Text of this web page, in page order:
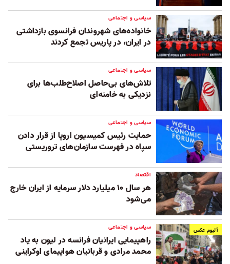
سیاسی و اجتماعی
خانواده‌های شهروندان فرانسوی بازداشتی
در ایران، در پاریس تجمع کردند
سیاسی و اجتماعی
تلاش‌های بی‌‌حاصل اصلاح‌طلب‌ها برای
نزدیکی به خامنه‌ای
سیاسی و اجتماعی
حمایت رئیس کمیسیون اروپا از قرار دادن
سپاه در فهرست سازمان‌های تروریستی
اقتصاد
هر سال ۱۰ میلیارد دلار سرمایه از ایران خارج
می‌شود
آلبوم عکس سیاسی و اجتماعی
راهپیمایی ایرانیان فرانسه در لیون به یاد
محمد مرادی و قربانیان هواپیمای اوکراینی